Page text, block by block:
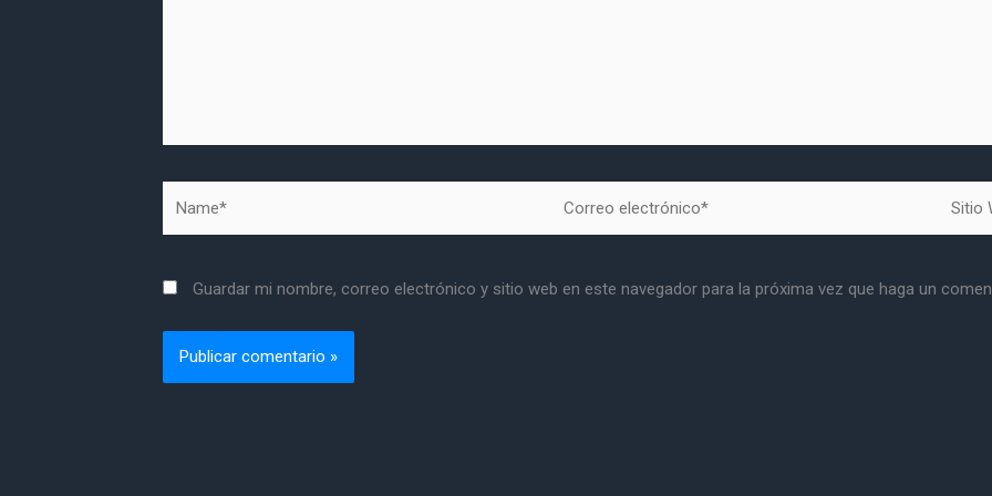
electrónico*
Web
Guardar mi nombre, correo electrónico y sitio web en este navegador para la próxima vez que haga un